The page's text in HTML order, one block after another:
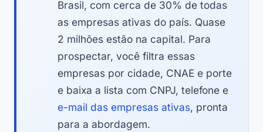
Brasil, com cerca de 30% de todas
as empresas ativas do país. Quase
2 milhões estão na capital. Para
prospectar, você filtra essas
empresas por cidade, CNAE e porte
e baixa a lista com CNPJ, telefone e
e-mail das empresas ativas, pronta
para a abordagem.